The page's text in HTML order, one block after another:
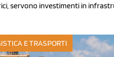
servono investimenti in
E TRASPORTI